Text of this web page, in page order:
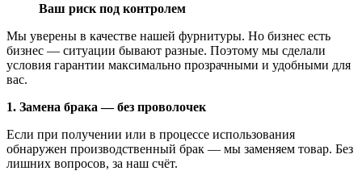
Ваш риск под контролем
Мы уверены в качестве нашей фурнитуры. Но бизнес есть
бизнес — ситуации бывают разные. Поэтому мы сделали
условия гарантии максимально прозрачными и удобными для
вас.
1. Замена брака — без проволочек
Если при получении или в процессе использования
обнаружен производственный брак — мы заменяем товар. Без
лишних вопросов, за наш счёт.